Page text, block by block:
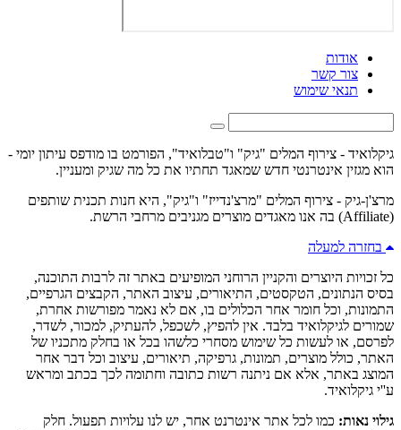
אודות
צור קשר
תנאי שימוש
גיקלואיד - צירוף המלים "גיק" ו"טבלואיד", הפורמט בו מודפס עיתון יומי -
הוא מגזין אינטרנטי חדש שמאגד תחתיו את כל מה שגיק ומעניין.
מרצ'ן-גיק - צירוף המלים "מרצ'נדייז" ו"גיק", היא חנות תכנית שותפים
(Affiliate) בה אנו מאגדים מוצרים מגניבים מרחבי הרשת.
בחזרה למעלה
כל זכויות היוצרים והקניין הרוחני המופיעים באתר זה לרבות התוכנה,
בסיס הנתונים, הטקסטים, התיאורים, עיצוב האתר, הקבצים הגרפיים,
התמונות, וכל חומר אחר הכלולים בו, אם לא נאמר מפורשות אחרת,
שמורים לגיקלואיד בלבד. אין להפיץ, לשכפל, להעתיק, למכור, לשדר,
לפרסם, או לעשות כל שימוש מסחרי כלשהו בכל או בחלק מתכניו של
האתר, כולל מוצרים, תמונות, גרפיקה, תיאורים, עיצוב וכל דבר אחר
המוצג באתר, אלא אם ניתנה רשות כתובה וחתומה לכך בכתב ומראש
ע''י גיקלואיד.
גילוי נאות: כמו לכל אתר אינטרנט אחר, יש לנו עלויות תפעול. חלק